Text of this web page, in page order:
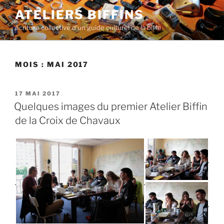
Aller
au
contenu
principal
ATELIERS BIFFINS
écriture collective d'un guide culturel de la biffe
MOIS : MAI 2017
PUBLIÉ
LE
17 MAI 2017
Quelques images du premier Atelier Biffin
de la Croix de Chavaux